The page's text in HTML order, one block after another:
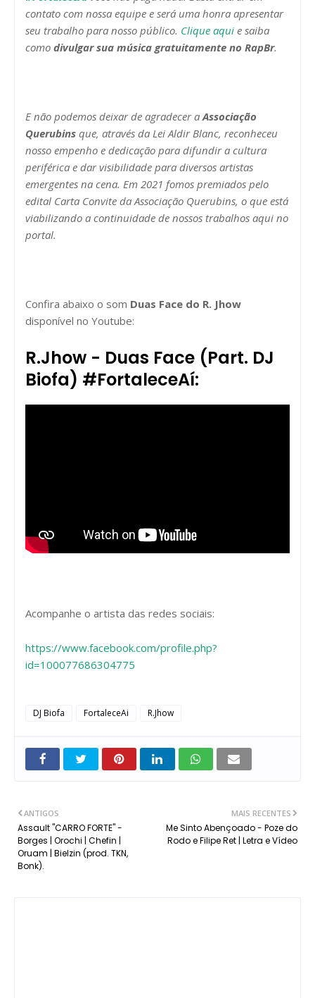
contato com nossa equipe e será uma honra apresentar
seu trabalho para nosso público. Clique aqui e saiba
como divulgar sua música gratuitamente no RapBr.
E não podemos deixar de agradecer a Associação
Querubins que, através da Lei Aldir Blanc, reconheceu
nosso empenho e dedicação para difundir a cultura
periférica e dar visibilidade para diversos artistas
emergentes na cena. Em 2021 fomos premiados pelo
edital Carta Convite da Associação Querubins, o que está
viabilizando a continuidade de nossos trabalhos aqui no
portal.
Confira abaixo o som Duas Face do R. Jhow
disponível no Youtube:
R.Jhow - Duas Face (Part. DJ
Biofa) #FortaleceAí:
Acompanhe o artista das redes sociais:
https://www.facebook.com/profile.php?
id=100077686304775
DJ Biofa FortaleceAi R.Jhow
MAIS RECENTES
Me Sinto Abençoado - Poze do
Rodo e Filipe Ret | Letra e Vídeo
ANTIGOS
Assault "CARRO FORTE" -
Borges | Orochi | Chefin |
Oruam | Bielzin (prod. TKN,
Bonk).